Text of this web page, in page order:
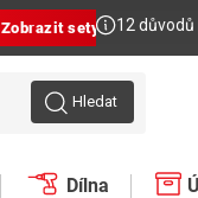
Zobrazit sety 12
Hledat
Dílna